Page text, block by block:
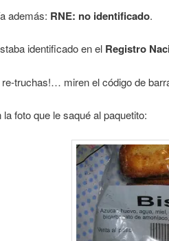
además: RNE: no identificado.
identificado en el Registro
re-truchas!… miren el código de
la foto que le saqué al paquetito: